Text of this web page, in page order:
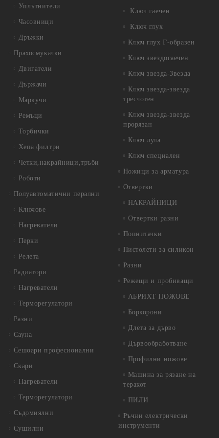
Уплътнители
Часовници
Дръжки
Прахосмукачки
Двигатели
Държачи
Маркучи
Ремъци
Торбички
Хепа филтри
Четки,накрайници,тръби
Роботи
Полуавтоматични перални
Ключове
Нагреватели
Перки
Релета
Радиатори
Нагреватели
Терморегулатори
Разни
Сауна
Сешоари професионални
Скари
Нагреватели
Терморегулатори
Съдомиялни
Сушилни
Ключ гаечен
Ключ глух
Ключ глух Г-образен
Ключ звездогаечен
Ключ звезда-Звезда
Ключ звезда-звезда
тресчотен
Ключ звезда-звезда
прорязан
Ключ лула
Ключ специален
Ножици за арматура
Отвертки
НАКРАЙНИЦИ
Отвертки разни
Попнитачки
Пистолети за силикон
Разни
Режещи и пробиващи
АБРИХТ НОЖОВЕ
Боркорони
Длета за дърво
Дървообработване
Профилни ножове
Машина за рязане на
теракот
ПИЛИ
Ръчни електрически
инструменти